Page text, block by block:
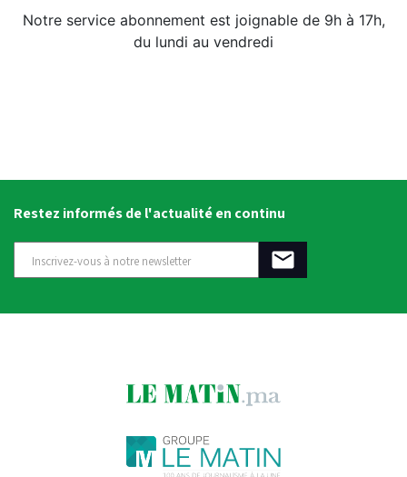
Notre service abonnement est joignable de 9h à 17h,
du lundi au vendredi
Restez informés de l'actualité en continu